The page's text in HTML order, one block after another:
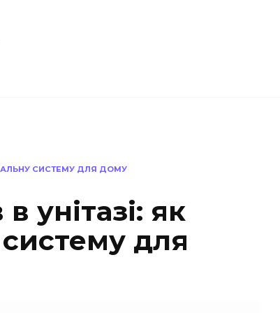
СИСТЕМУ ДЛЯ ДОМУ
унітазі: як
для